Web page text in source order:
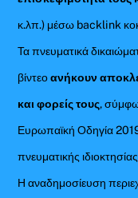
κ.λπ.) μέσω backlink
Τα πνευματικά
βίντεοανήκουν
και φορείς τους,
Ευρωπαϊκή Οδηγία
πνευματικής
Η αναδημοσίευση